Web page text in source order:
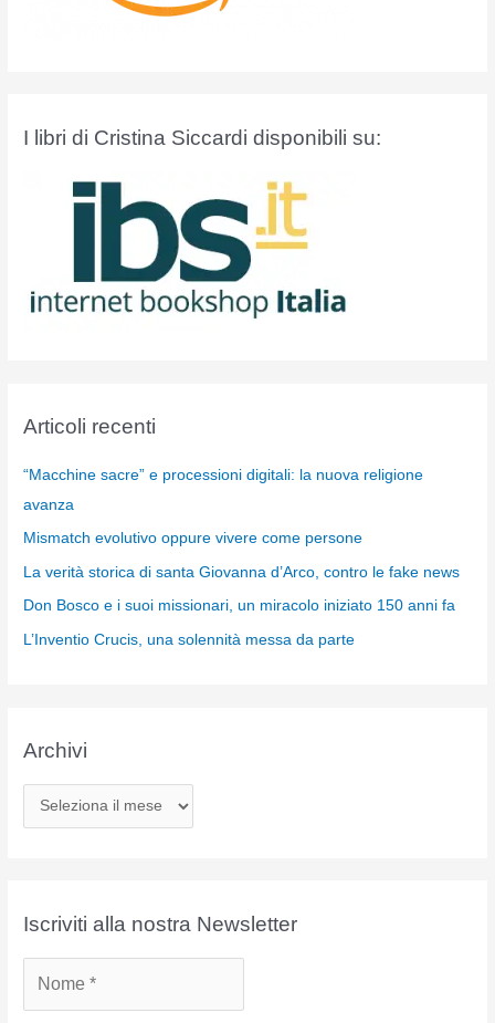
I libri di Cristina Siccardi disponibili su:
Articoli recenti
“Macchine sacre” e processioni digitali: la nuova religione
avanza
Mismatch evolutivo oppure vivere come persone
La verità storica di santa Giovanna d’Arco, contro le fake news
Don Bosco e i suoi missionari, un miracolo iniziato 150 anni fa
L’Inventio Crucis, una solennità messa da parte
Archivi
r
iIscriviti alla nostra Newsletter